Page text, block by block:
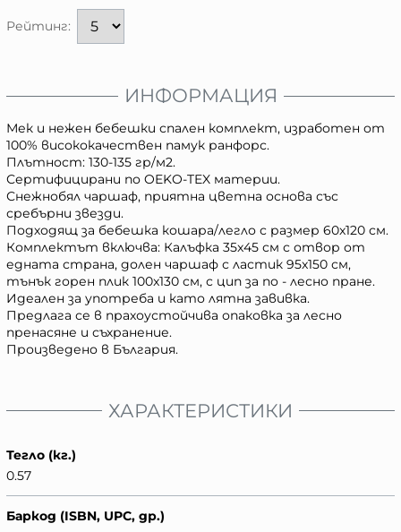
Рейтинг:
ИНФОРМАЦИЯ
Мек и нежен бебешки спален комплект, изработен от
100% висококачествен памук ранфорс.
Плътност: 130-135 гр/м2.
Сертифицирани по OEKO-TEX материи.
Снежнобял чаршаф, приятна цветна основа със
сребърни звезди.
Подходящ за бебешка кошара/легло с размер 60x120 см.
Комплектът включва: Калъфка 35x45 см с отвор от
едната страна, долен чаршаф с ластик 95x150 см,
тънък горен плик 100x130 см, с цип за по - лесно пране.
Идеален за употреба и като лятна завивка.
Предлага се в прахоустойчива опаковка за лесно
пренасяне и съхранение.
Произведено в България.
ХАРАКТЕРИСТИКИ
Тегло (кг.)
0.57
Баркод (ISBN, UPC, др.)